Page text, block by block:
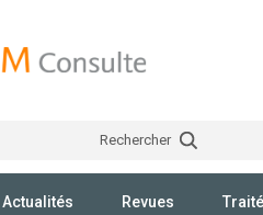
Rechercher
Actualités Revues